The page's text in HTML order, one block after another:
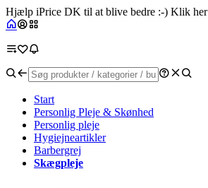
Hjælp iPrice DK til at blive bedre :-) Klik her
Start
Personlig Pleje & Skønhed
Personlig pleje
Hygiejneartikler
Barbergrej
Skægpleje